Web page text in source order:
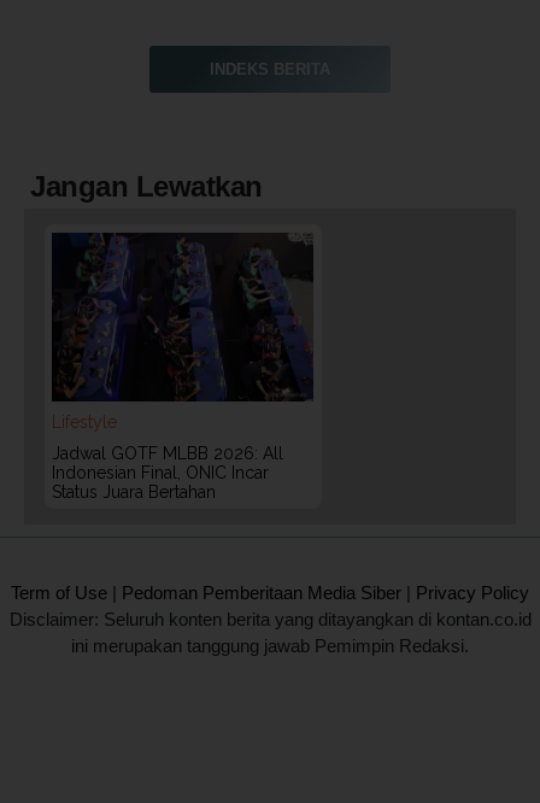
INDEKS BERITA
Jangan Lewatkan
Lifestyle
Jadwal GOTF MLBB 2026: All
Indonesian Final, ONIC Incar
Status Juara Bertahan
Term of Use | Pedoman Pemberitaan Media Siber | Privacy Policy
Disclaimer: Seluruh konten berita yang ditayangkan di kontan.co.id
ini merupakan tanggung jawab Pemimpin Redaksi.